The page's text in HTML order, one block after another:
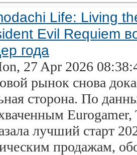
Life: Living
Evil Requiem
года
27 Apr 2026
рынок снова
сторона. По
лучший старт
продажам,